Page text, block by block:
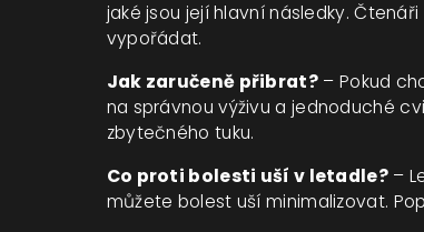
jaké jsou její hlavní následky.
vypořádat.
Jak zaručeně přibrat? – Pokud
na správnou výživu a jednoduché
zbytečného tuku.
Co proti bolesti uší v letadle? –
můžete bolest uší minimalizovat.